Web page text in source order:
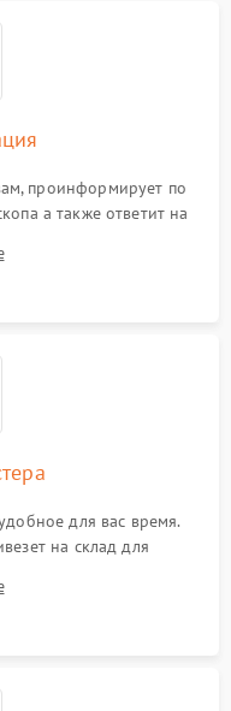
проинформирует по
а также ответит на
для вас время.
на склад для